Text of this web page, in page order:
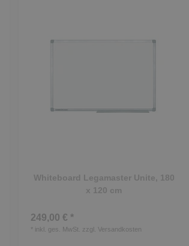
Whiteboard Legamaster Unite, 180
x 120 cm
249,00 € *
* inkl. ges. MwSt. zzgl. Versandkosten